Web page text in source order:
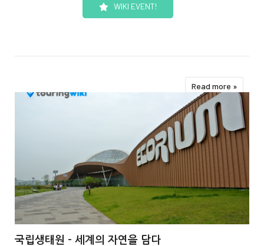
WIKI EVENT!
Read more »


국립생태원 - 세계의 자연을 담다